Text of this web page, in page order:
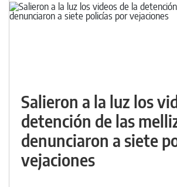
Salieron a la luz los
detención de las
denunciaron a siete
vejaciones